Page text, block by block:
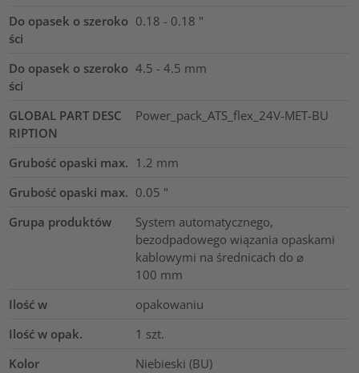
Do opasek o szeroko
ści
0.18 - 0.18 "
Do opasek o szeroko
ści
4.5 - 4.5 mm
GLOBAL PART DESC
RIPTION
Power_pack_ATS_flex_24V-MET-BU
Grubość opaski max. 1.2 mm
Grubość opaski max. 0.05 "
Grupa produktów
System automatycznego,
bezodpadowego wiązania opaskami
kablowymi na średnicach do ⌀
100 mm
Ilość w
opakowaniu
Ilość w opak.
1 szt.
Kolor
Niebieski (BU)